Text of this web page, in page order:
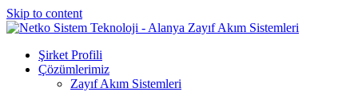
Skip to content
Şirket Profili
Çözümlerimiz
Zayıf Akım Sistemleri